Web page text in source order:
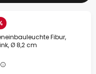
Fibur,
Ø 8,2 cm
109 €